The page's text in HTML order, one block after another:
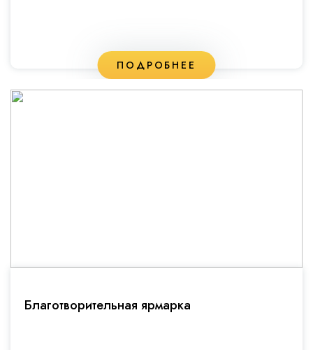
ПОДРОБНЕЕ
Благотворительная ярмарка